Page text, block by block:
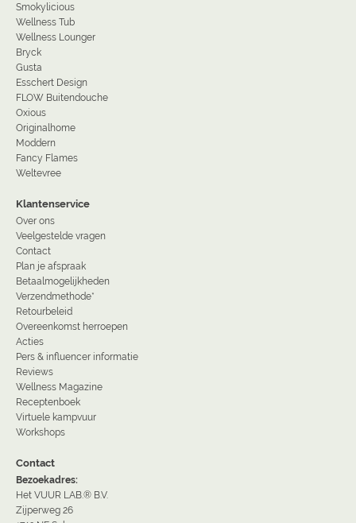
Smokylicious
Wellness Tub
Wellness Lounger
Bryck
Gusta
Esschert Design
FLOW Buitendouche
Oxious
Originalhome
Moddern
Fancy Flames
Weltevree
Klantenservice
Over ons
Veelgestelde vragen
Contact
Plan je afspraak
Betaalmogelijkheden
Verzendmethode*
Retourbeleid
Overeenkomst herroepen
Acties
Pers & influencer informatie
Reviews
Wellness Magazine
Receptenboek
Virtuele kampvuur
Workshops
Contact
Bezoekadres:
Het VUUR LAB.® B.V.
Zijperweg 26